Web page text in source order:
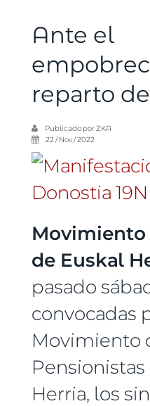
Ante el
reparto
Publicado porZKA
22 / Nov / 2022
de Euskal
pasado
convocadas
Movimiento
Herria, los